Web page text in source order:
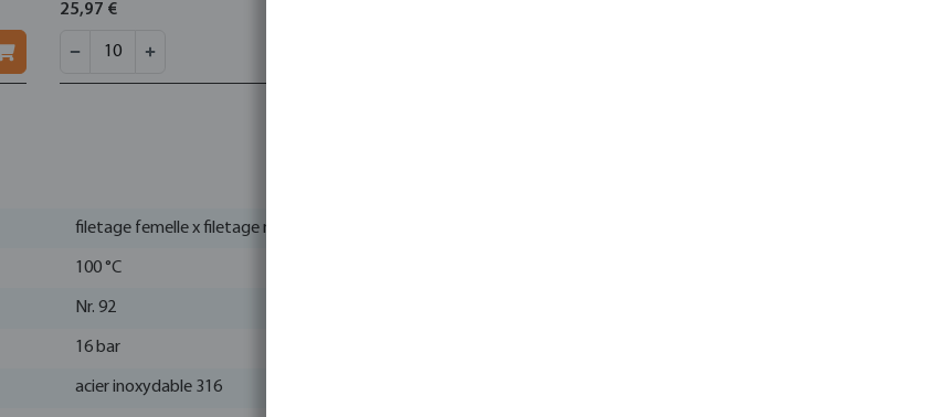
25,97 €
filetage femelle x filetage mâle
100 °C
Nr. 92
16 bar
acier inoxydable 316